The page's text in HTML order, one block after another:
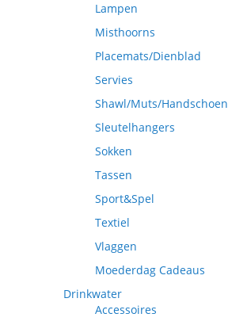
Lampen
Misthoorns
Placemats/Dienblad
Servies
Shawl/Muts/Handschoen
Sleutelhangers
Sokken
Tassen
Sport&Spel
Textiel
Vlaggen
Moederdag Cadeaus
Drinkwater
Accessoires